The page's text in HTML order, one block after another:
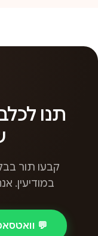
תנו
קבעו תור
במודיעין.
💬